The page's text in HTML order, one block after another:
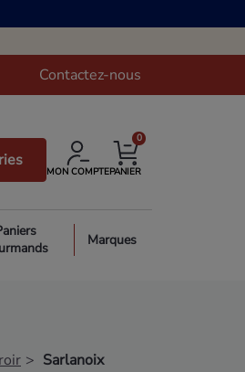
Contactez-nous
MON COMPTEPANIER
0
Marques
Sarlanoix